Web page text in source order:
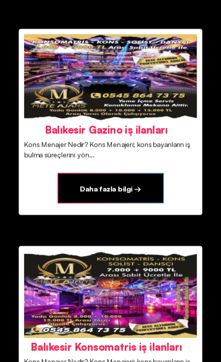
Balıkesir Gazino iş ilanları
Kons Menajer Nedir? Kons Menajeri; kons bayanların iş
bulma süreçlerini yön...
Daha fazla bilgi →
Balıkesir Konsomatris iş ilanları